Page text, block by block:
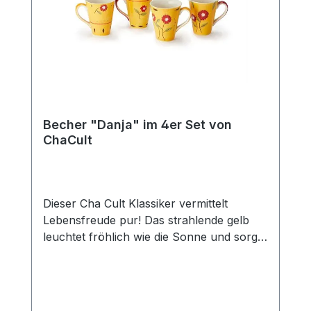
erhalten Sie so das perfekte Set für den
gedeckten Tisch und eine gemütliche Tea
Becher "Danja" im 4er Set von
ChaCult
Dieser Cha Cult Klassiker vermittelt
Lebensfreude pur! Das strahlende gelb
leuchtet fröhlich wie die Sonne und sorgt